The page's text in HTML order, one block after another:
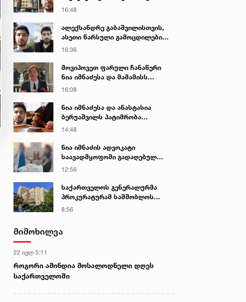
დაკავებულ არასრულწლოვნებს -
ბერუაშვილს 30 დღის
განმავლობაში ფარულად
16:48
ალექსანდრე გაბაშვილისთვის,
ასეთი წარსული გამოცდილების
ადამიანისთვის ინფორმაციის
სექსუალურად ავიწროებდა,
ფაქტობრივად, წაქეზება იყო -
16:36
მოვიპოვეთ ფარული ჩანაწერი
ნია იმნაძესა და მამამისს
შორის, განიხილავდნენ, როგორ
- ნიას მამა ამბობს, რომ
არასწორად მოიქცა, თუმცა
ვერ მოიქცეოდა, თანამედროვე
ეპოქაში სხვანაირად ხდება -
პროკურორი
16:08
ნია იმნაძესა და ანასტასია
ბერუაშვილს პატიმრობა
შეეფარდათ
14:48
ნია იმნაძის ადვოკატი
საავადმყოფოში გადაღებულ
კადრებს ავრცელებს
12:56
საქართველოს გენერალურმა
პროკურატურამ სამშობლოს
ღალატის და საბოტაჟის ფაქტზე
8:56
მიმოხილვა
22 ივლ 5:11
როგორი ამინდია მოსალოდნელი დღეს
საქართველოში